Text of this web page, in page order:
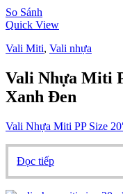
So Sánh
Quick View
Vali Miti, Vali nhựa
Vali Nhựa Miti
Xanh Đen
Vali Nhựa Miti PP Size
Đọc tiếp